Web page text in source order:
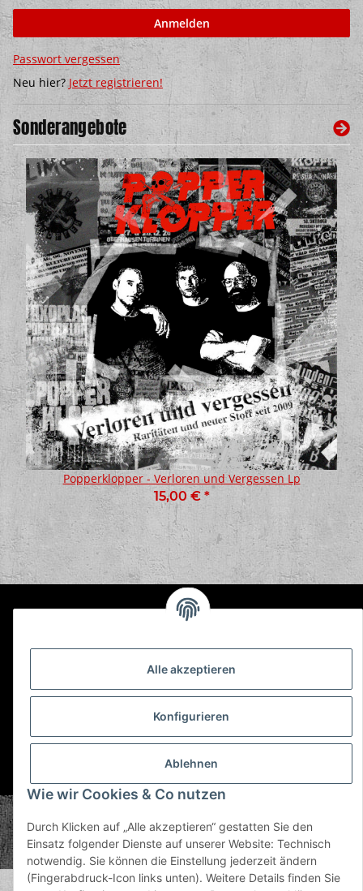
Anmelden
Passwort vergessen
Neu hier?Jetzt registrieren!
Sonderangebote
Popperklopper - Verloren und Vergessen Lp
15,00 € *
Gesetzliche Informationen
© Plastic Bomb GmbH
Copyright © 2026 Plastic Bomb GmbH
Powered byJTL-Shop
Alle akzeptieren
Konfigurieren
Ablehnen
Wie wir Cookies & Co nutzen
Durch Klicken auf „Alle akzeptieren“ gestatten Sie den
Einsatz folgender Dienste auf unserer Website: Technisch
notwendig. Sie können die Einstellung jederzeit ändern
(Fingerabdruck-Icon links unten). Weitere Details finden Sie